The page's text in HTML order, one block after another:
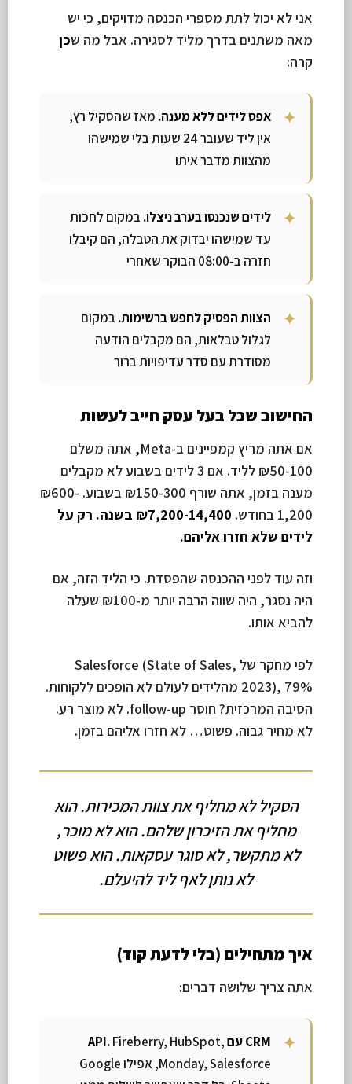
אני לא יכול לתת מספרי הכנסה מדויקים, כי יש
מאה משתנים בדרך מליד לסגירה. אבל מה שכן
קרה:
אפס לידים ללא מענה. מאז שהסקיל רץ,
אין ליד שעובר 24 שעות בלי שמישהו
מהצוות מדבר איתו
לידים שנכנסו בערב ניצלו. במקום לחכות
עד שמישהו יבדוק את הטבלה, הם קיבלו
חזרה ב-08:00 הבוקר שאחרי
הצוות הפסיק לחפש ברשימות. במקום
לגלול טבלאות, הם מקבלים הודעה
מסודרת עם סדר עדיפויות ברור
החישוב שכל בעל עסק חייב לעשות
אם אתה מריץ קמפיינים ב-Meta, אתה משלם
₪50-100 לליד. אם 3 לידים בשבוע לא מקבלים
מענה בזמן, אתה שורף ₪150-300 בשבוע. ₪600-
1,200 בחודש.
₪7,200-14,400 בשנה. רק על
לידים שלא חזרו אליהם.
וזה עוד לפני ההכנסה שהפסדת. כי הליד הזה, אם
היה נסגר, היה שווה הרבה יותר מ-₪100 שעלה
להביא אותו.
לפי מחקר של Salesforce (State of Sales,
2023), 79% מהלידים לעולם לא הופכים ללקוחות.
הסיבה המרכזית? חוסר follow-up. לא מוצר רע.
לא מחיר גבוה. פשוט… לא חזרו אליהם בזמן.
הסקיל לא מחליף את צוות המכירות. הוא
מחליף את הזיכרון שלהם. הוא לא מוכר,
לא מתקשר, לא סוגר עסקאות. הוא פשוט
לא נותן לאף ליד להיעלם.
איך מתחילים (בלי לדעת קוד)
אתה צריך שלושה דברים:
CRM עם API.
Fireberry, HubSpot,
Monday, Salesforce, אפילו Google